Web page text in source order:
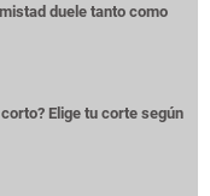
duele tanto como
Elige tu corte según